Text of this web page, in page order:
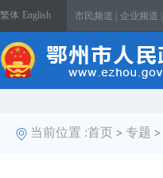
繁体 English 市民频道 | 企业频道 |
当前位置 :首页 > 专题 >